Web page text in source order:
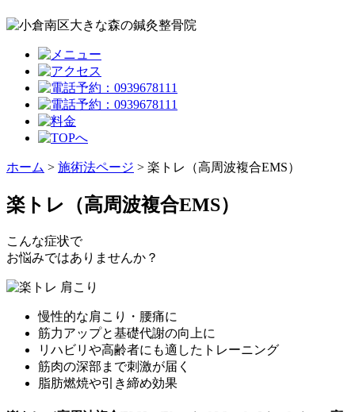
ホーム > 施術法ページ > 楽トレ（高周波複合EMS）
楽トレ（高周波複合EMS）
こんな症状で
お悩みではありませんか？
慢性的な肩こり・腰痛に
筋力アップと基礎代謝の向上に
リハビリや高齢者にも適したトレーニング
筋肉の深部まで刺激が届く
脂肪燃焼や引き締め効果